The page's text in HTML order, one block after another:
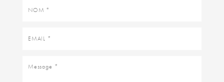
Nom
Email
Message